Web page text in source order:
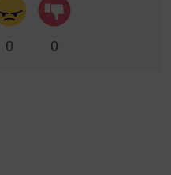
0 0